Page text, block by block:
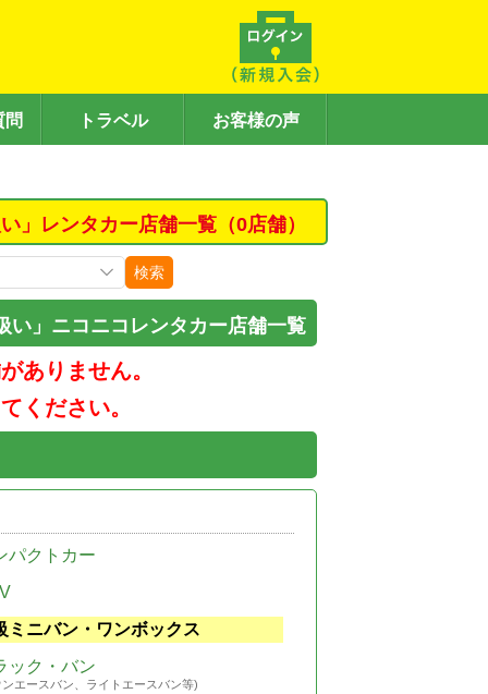
問 トラベル お客様の声
」レンタカー店舗一覧（0店舗）
検索
い」ニコニコレンタカー店舗一覧
ありません。
ください。
パクトカー
ミニバン・ワンボックス
ック・バン
エースバン、ライトエースバン等)